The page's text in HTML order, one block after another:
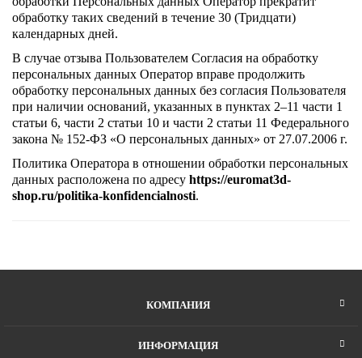
обработку таких сведений в течение 30 (Тридцати)
календарных дней.
В случае отзыва Пользователем Согласия на обработку
персональных данных Оператор вправе продолжить
обработку персональных данных без согласия Пользователя
при наличии оснований, указанных в пунктах 2–11 части 1
статьи 6, части 2 статьи 10 и части 2 статьи 11 Федерального
закона № 152-ФЗ «О персональных данных» от 27.07.2006 г.
Политика Оператора в отношении обработки персональных
данных расположена по адресу https://euromat3d-
shop.ru/politika-konfidencialnosti.
КОМПАНИЯ
ИНФОРМАЦИЯ